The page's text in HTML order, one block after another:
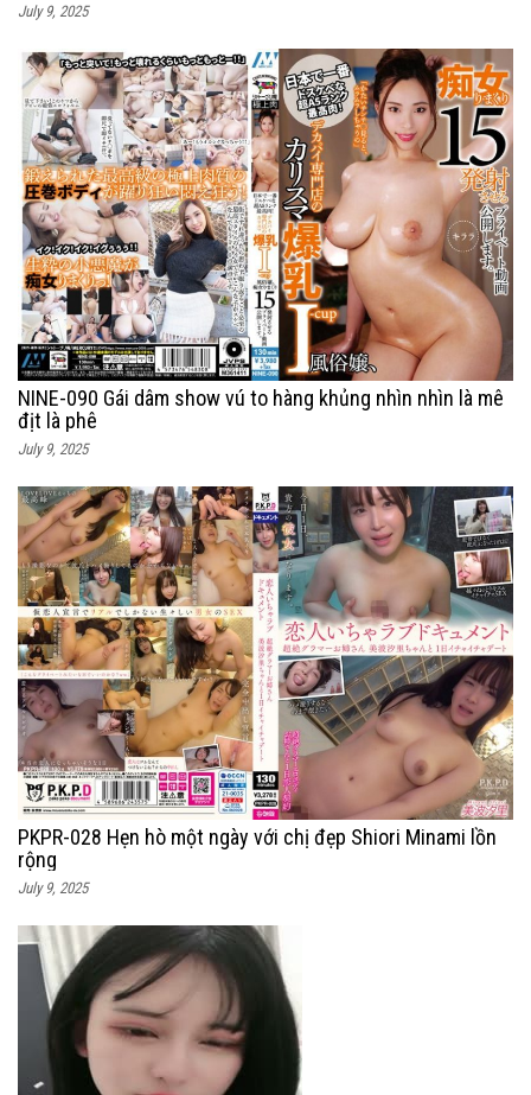
July 9, 2025
NINE-090 Gái dâm show vú to hàng khủng nhìn nhìn là mê
địt là phê
July 9, 2025
PKPR-028 Hẹn hò một ngày với chị đẹp Shiori Minami lồn
rộng
July 9, 2025